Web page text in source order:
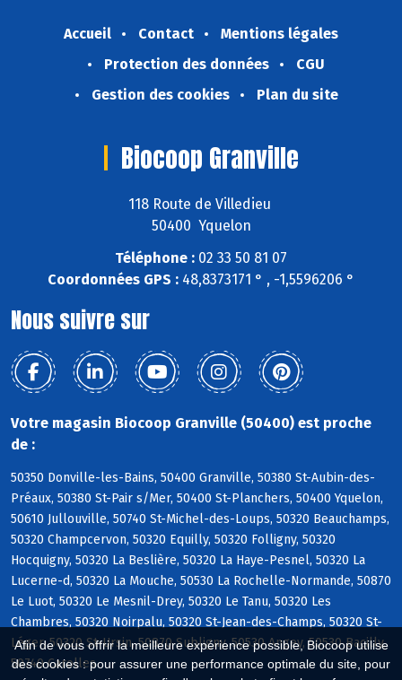
Afin de vous offrir la meilleure expérience possible, Biocoop utilise
des cookies : pour assurer une performance optimale du site, pour
Accueil Contact
Mentions légales
Protection des données
CGU
Gestion des cookies
Plan du site
Biocoop Granville
118 Route de Villedieu
50400 Yquelon
Téléphone : 02 33 50 81 07
Coordonnées GPS : 48,8373171 ° , -1,5596206 °
Nous suivre sur
Votre magasin Biocoop Granville (50400) est proche
de :
50350 Donville-les-Bains, 50400 Granville, 50380 St-Aubin-des-
Préaux, 50380 St-Pair s/Mer, 50400 St-Planchers, 50400 Yquelon,
50610 Jullouville, 50740 St-Michel-des-Loups, 50320 Beauchamps,
50320 Champcervon, 50320 Equilly, 50320 Folligny, 50320
Hocquigny, 50320 La Beslière, 50320 La Haye-Pesnel, 50320 La
Lucerne-d, 50320 La Mouche, 50530 La Rochelle-Normande, 50870
Le Luot, 50320 Le Mesnil-Drey, 50320 Le Tanu, 50320 Les
Chambres, 50320 Noirpalu, 50320 St-Jean-des-Champs, 50320 St-
Léger, 50320 St-Ursin, 50870 Subligny, 50530 Angey, 50530 Bacilly,
50740 Carolles